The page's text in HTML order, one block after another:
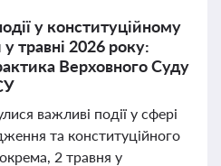
у конституційному
травні 2026 року:
Верховного Суду
важливі події у сфері
та конституційного
2 травня у